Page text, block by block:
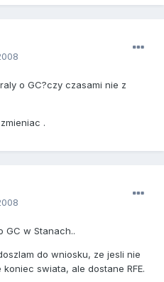
o GC?czy czasami nie z
.
GC w Stanach..
do wniosku, ze jesli nie
swiata, ale dostane RFE.